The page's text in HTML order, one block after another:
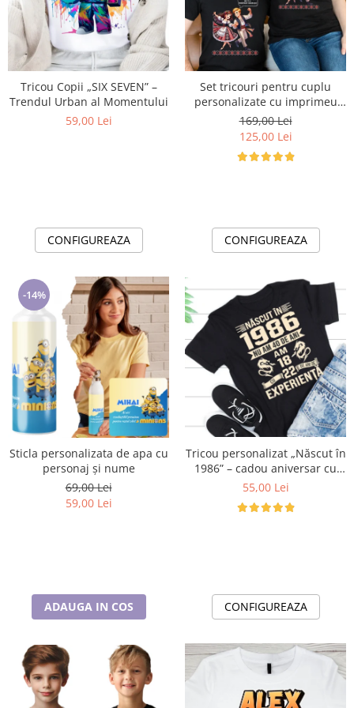
Cadouri pentru Doctori
Cadouri pentru Sfânta Maria
Martisoare
Tricou Copii „SIX SEVEN” –
Trendul Urban al Momentului
59,00 Lei
CONFIGUREAZA
Set tricouri pentru cuplu
personalizate cu imprimeu
traditional Mandruta faina
VD24453
169,00 Lei
125,00 Lei
CONFIGUREAZA
-14%
Sticla personalizata de apa cu
personaj și nume
69,00 Lei
59,00 Lei
ADAUGA IN COS
Tricou personalizat „Născut în
1986” – cadou aniversar cu
mesaj amuzant
55,00 Lei
CONFIGUREAZA